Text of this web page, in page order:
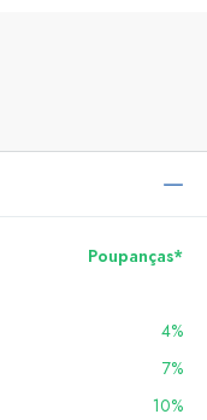
Poupanças*
4%
7%
10%